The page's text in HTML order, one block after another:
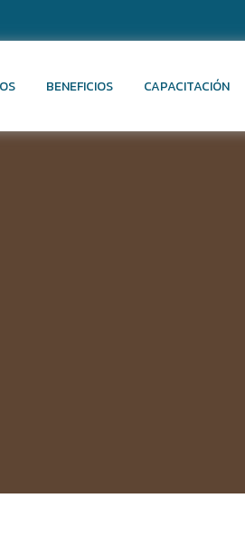
BENEFICIOS CAPACITACIÓN